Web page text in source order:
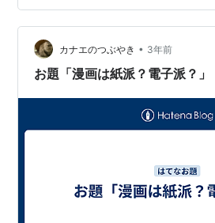
すね。なかなかキャッチーな仕上
目前のおっさんでもきっちり楽しめ
hanaohirakawa.hatenablog.com
カナエのつぶやき • 3年前
お題「漫画は紙派？電子派？」